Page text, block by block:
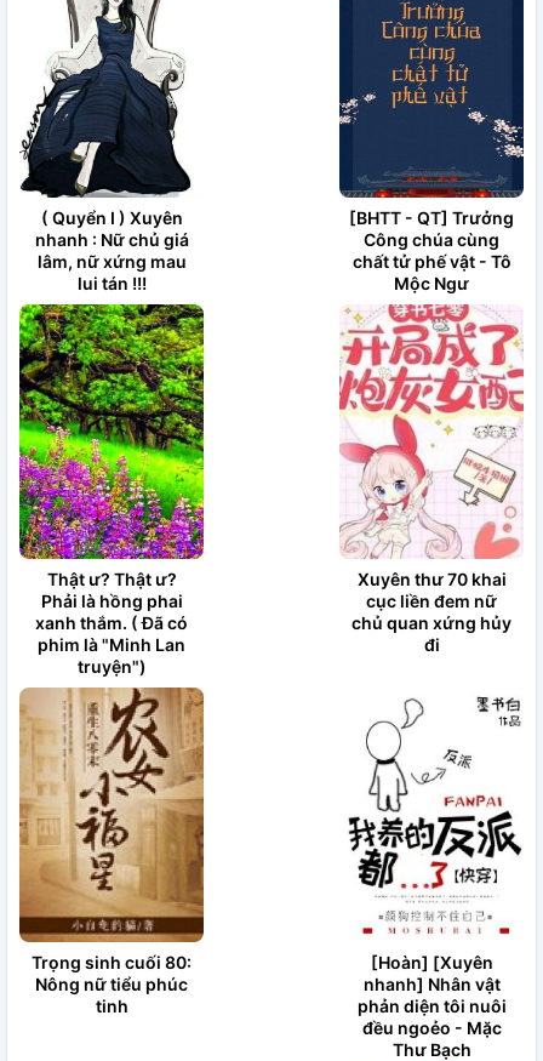
( Quyển I ) Xuyên
nhanh : Nữ chủ giá
lâm, nữ xứng mau
lui tán !!!
[BHTT - QT] Trưởng
Công chúa cùng
chất tử phế vật - Tô
Mộc Ngư
Thật ư? Thật ư?
Phải là hồng phai
xanh thắm. ( Đã có
phim là "Minh Lan
truyện")
Xuyên thư 70 khai
cục liền đem nữ
chủ quan xứng hủy
đi
Trọng sinh cuối 80:
Nông nữ tiểu phúc
tinh
[Hoàn] [Xuyên
nhanh] Nhân vật
phản diện tôi nuôi
đều ngoẻo - Mặc
Thư Bạch